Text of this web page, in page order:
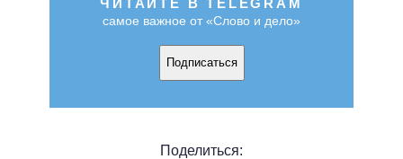
самое важное от «Слово и дело»
Подписаться
Поделиться: